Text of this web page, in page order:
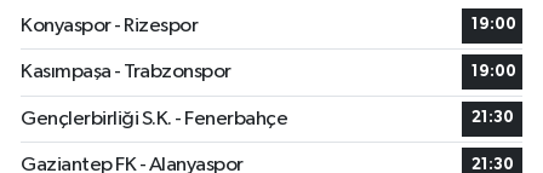
Konyaspor - Rizespor
19:00
Kasımpaşa - Trabzonspor 19:00
Gençlerbirliği S.K. - Fenerbahçe 21:30
Gaziantep FK - Alanyaspor 21:30